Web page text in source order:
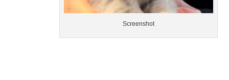
Screenshot